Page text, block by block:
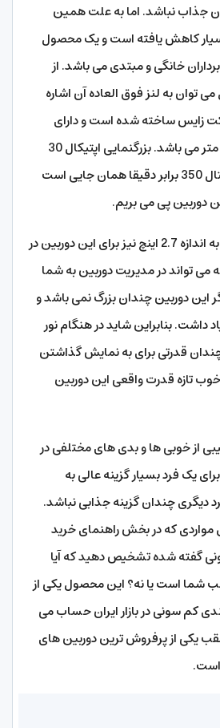
نباشد. اما به علت همین
کاهش یافته است و یک محصول
خانگی و مبتدی می باشد. از
به لنز فوق العاده آن اشاره
زایس ساخته شده است و دارای
فاصله کانونی 57 میلی متر می باشد. بزرگنمایی اپتیکال 30
برابر و بزرگ نمایی دیجیتال 350 برابر دقیقا همان جایی است
دوربین پی می بریم.
یک عدد نمایشگر LCD به اندازه 2.7 اینچ نیز برای این دوربین در
تواند در مدیریت دوربین به شما
دوربین چندان بزرگ نمی باشد و
داشت. بنابراین شاید در هنگام نور
قدرتی برای به نمایش گذاشتن
خوب تازه قدرت واقعی این دوربین
از خوبی ها و بدی های مختلفی در
یک فرد بسیار گزینه عالی به
دیگری چندان گزینه جذابی نباشد.
مواردی که در بخش راهنمای خرید
گفته شده تشخیص دهید که آیا
شما است یا نه؟ این محصول یکی از
کم سونی در بازار ایران حساب می
یکی از پرفروش ترین دوربین های
است.